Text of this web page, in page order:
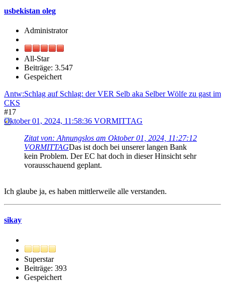
usbekistan oleg
Administrator
All-Star
Beiträge: 3.547
Gespeichert
Antw:Schlag auf Schlag: der VER Selb aka Selber Wölfe zu gast im
CKS
#17
Oktober 01, 2024, 11:58:36 VORMITTAG
Zitat von: Ahnungslos am Oktober 01, 2024, 11:27:12
VORMITTAGDas ist doch bei unserer langen Bank
kein Problem. Der EC hat doch in dieser Hinsicht sehr
vorausschauend geplant.
Ich glaube ja, es haben mittlerweile alle verstanden.
sikay
Superstar
Beiträge: 393
Gespeichert